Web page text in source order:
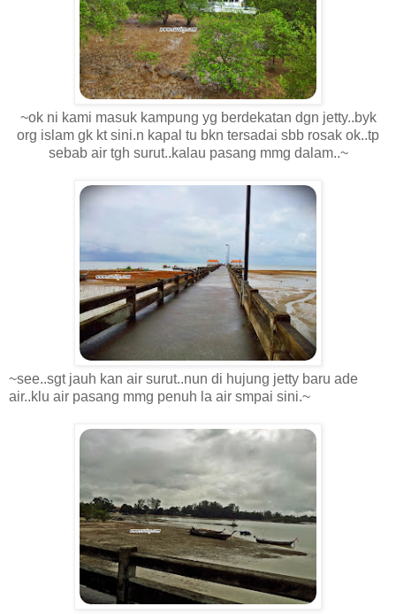
~ok ni kami masuk kampung yg berdekatan dgn jetty..byk
org islam gk kt sini.n kapal tu bkn tersadai sbb rosak ok..tp
sebab air tgh surut..kalau pasang mmg dalam..~
~see..sgt jauh kan air surut..nun di hujung jetty baru ade
air..klu air pasang mmg penuh la air smpai sini.~